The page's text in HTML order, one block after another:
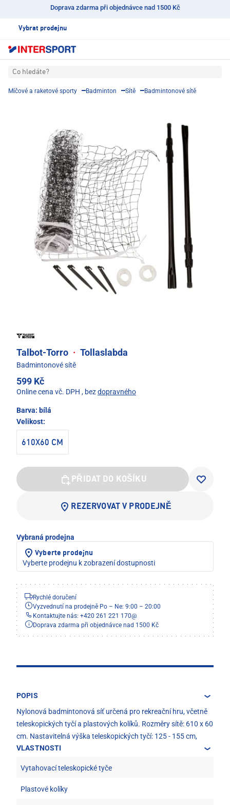
Doprava zdarma při objednávce nad 1500 Kč
Vybrat prodejnu
Co hledáte?
Míčové a raketové sporty Badminton Sítě Badmintonové sítě
Talbot-Torro · Tollaslabda
Badmintonové sítě
599 Kč
Online cena vč. DPH , bezdopravného
Barva: bílá
Velikost:
610X60 CM
PŘIDAT DO KOŠÍKU
REZERVOVAT V PRODEJNĚ
Vybraná prodejna
Vyberte prodejnu
Vyberte prodejnu k zobrazení dostupnosti
Rychlé doručení
Vyzvednutí na prodejně Po – Ne: 9:00 – 20:00
Kontaktujte nás: +420 261 221 170@
Doprava zdarma při objednávce nad 1500 Kč
POPIS
Nylonová badmintonová síť určená pro rekreační hru, včetně
teleskopických tyčí a plastových kolíků. Rozměry sítě: 610 x 60
cm. Nastavitelná výška teleskopických tyčí: 125 - 155 cm,
VLASTNOSTI
Vytahovací teleskopické tyče
Plastové kolíky